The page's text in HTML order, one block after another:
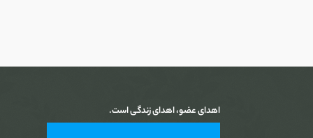
اهدای عضو، اهدای زندگی است.